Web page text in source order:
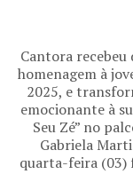
Cantora recebeu
homenagem à
2025, e
emocionante à
Seu Zé” no
Gabriela
quarta-feira (03)